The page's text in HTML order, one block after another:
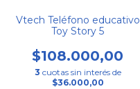
Vtech Teléfono educativo
Toy Story 5
$108.000,00
3 cuotas sin interés de
$36.000,00